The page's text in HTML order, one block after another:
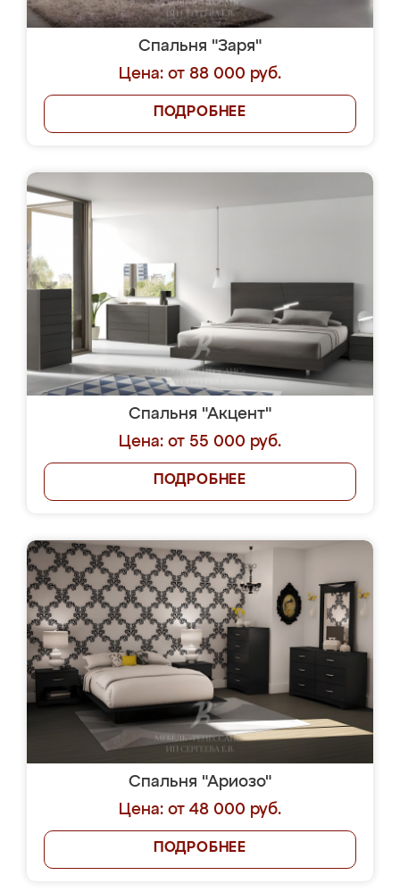
Спальня "Заря"
Цена: от 88 000 руб.
ПОДРОБНЕЕ
Спальня "Акцент"
Цена: от 55 000 руб.
ПОДРОБНЕЕ
Спальня "Ариозо"
Цена: от 48 000 руб.
ПОДРОБНЕЕ